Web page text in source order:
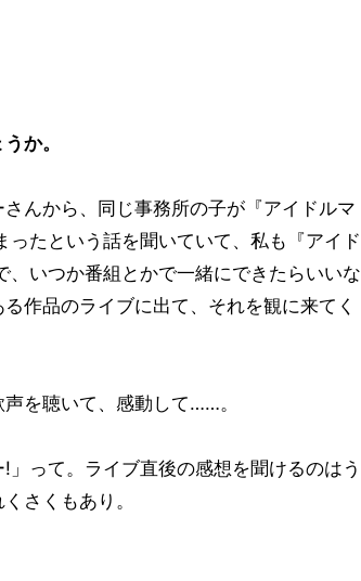
か。
んから、同じ事務所の子が『アイドルマ
たという話を聞いていて、私も『アイド
いつか番組とかで一緒にできたらいいな
作品のライブに出て、それを観に来てく
を聴いて、感動して……。
って。ライブ直後の感想を聞けるのはう
さくもあり。